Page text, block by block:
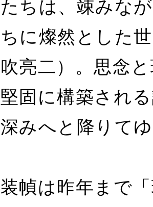
たちは、竦みな
ちに燦然とした
吹亮二）。思念
堅固に構築され
深みへと降りて
装幀は昨年まで